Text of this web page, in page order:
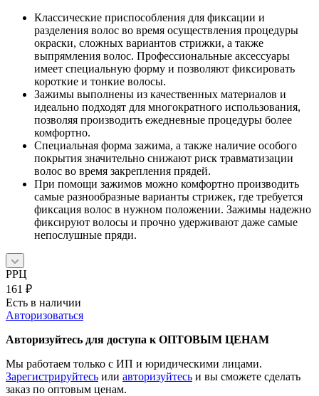
Классические приспособления для фиксации и
разделения волос во время осуществления процедуры
окраски, сложных вариантов стрижки, а также
выпрямления волос. Профессиональные аксессуары
имеет специальную форму и позволяют фиксировать
короткие и тонкие волосы.
Зажимы выполнены из качественных материалов и
идеально подходят для многократного использования,
позволяя производить ежедневные процедуры более
комфортно.
Специальная форма зажима, а также наличие особого
покрытия значительно снижают риск травматизации
волос во время закрепления прядей.
При помощи зажимов можно комфортно производить
самые разнообразные варианты стрижек, где требуется
фиксация волос в нужном положении. Зажимы надежно
фиксируют волосы и прочно удерживают даже самые
непослушные пряди.
РРЦ
161 ₽
Есть в наличии
Авторизоваться
Авторизуйтесь для доступа к ОПТОВЫМ ЦЕНАМ
Мы работаем только с ИП и юридическими лицами.
Зарегистрируйтесь или авторизуйтесь и вы сможете сделать
заказ по оптовым ценам.